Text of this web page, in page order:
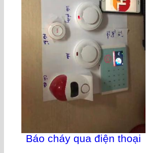
Báo cháy qua điện thoại